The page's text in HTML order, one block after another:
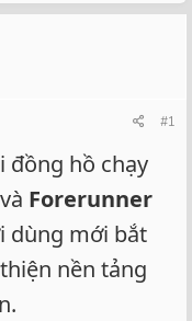
#1
đồng hồ chạy
và Forerunner
dùng mới bắt
nền tảng